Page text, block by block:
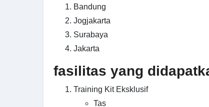
Bandung
Jogjakarta
Surabaya
Jakarta
fasilitas yang
Training Kit Eksklusif
Tas